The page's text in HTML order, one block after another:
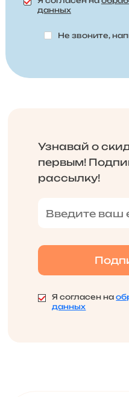
данных
Не звоните,
Узнавай о
первым!
рассылку!
Я согласен на
данных